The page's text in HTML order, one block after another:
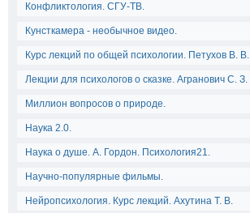
Конфликтология. СГУ-ТВ.
Кунсткамера - необычное видео.
Курс лекций по общей психологии. Петухов В. В.
Лекции для психологов о сказке. Агранович С. З.
Миллион вопросов о природе.
Наука 2.0.
Наука о душе. А. Гордон. Психология21.
Научно-популярные фильмы.
Нейропсихология. Курс лекций. Ахутина Т. В.